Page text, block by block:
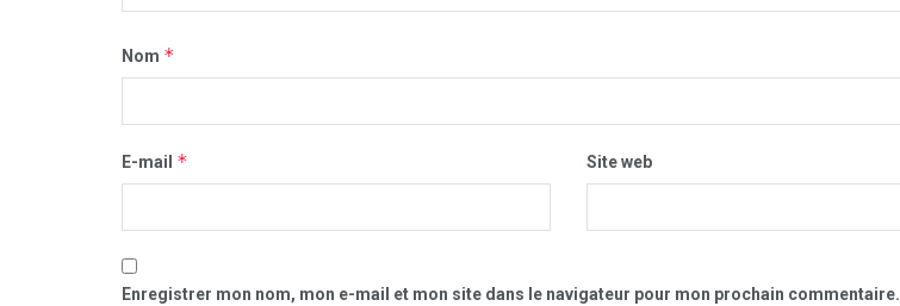
Nom *
E-mail * Site web
Enregistrer mon nom, mon e-mail et mon site dans le navigateur pour mon prochain commentaire.